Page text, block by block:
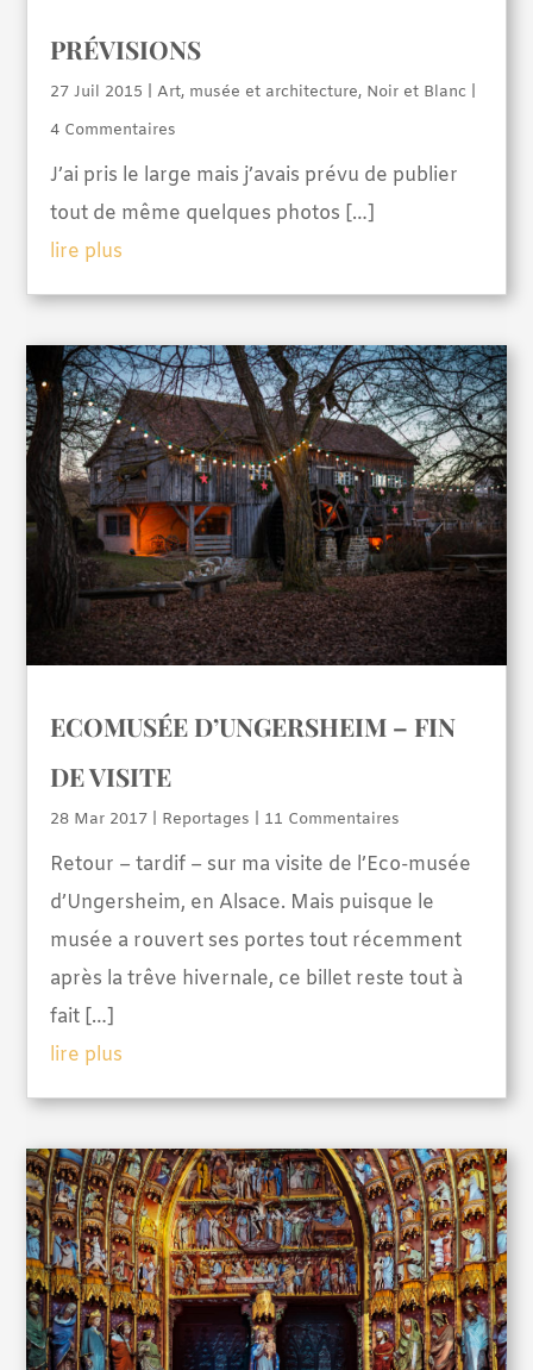
PRÉVISIONS
27 Juil 2015 |Art, musée et architecture, Noir et Blanc
4 Commentaires
J’ai pris le large mais j’avais prévu de publier
tout de même quelques photos […]
lire plus
ECOMUSÉE D’UNGERSHEIM – FIN
DE VISITE
28 Mar 2017 Reportages | 11 Commentaires
Retour – tardif – sur ma visite de l’Eco-musée
d’Ungersheim, en Alsace. Mais puisque le
musée a rouvert ses portes tout récemment
après la trêve hivernale, ce billet reste tout à
fait […]
lire plus